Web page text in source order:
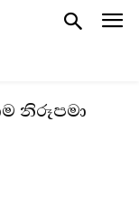
නිරූපමා